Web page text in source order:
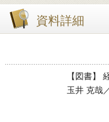
資料詳細
【図書】
玉井 克哉